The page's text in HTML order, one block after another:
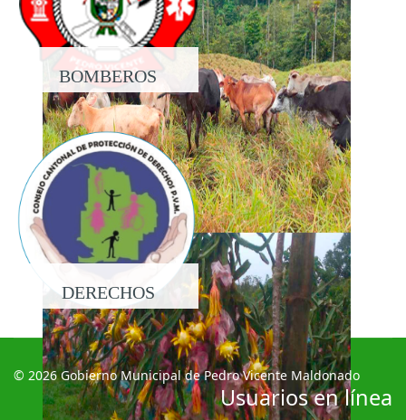
BOMBEROS
DERECHOS
© 2026 Gobierno Municipal de Pedro Vicente Maldonado
Usuarios en línea